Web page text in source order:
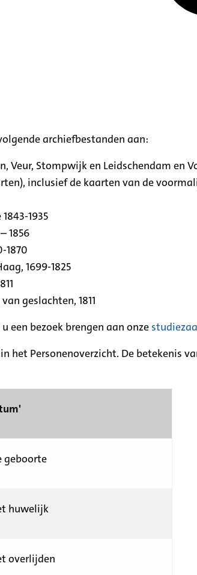
archiefbestanden aan:
Veur, Stompwijk en Leidschendam en
inclusief de kaarten van de
1935
1856
1870
1699-1825
geslachten, 1811
een bezoek brengen aan onze
het Personenoverzicht. De betekenis
geboorte
huwelijk
overlijden